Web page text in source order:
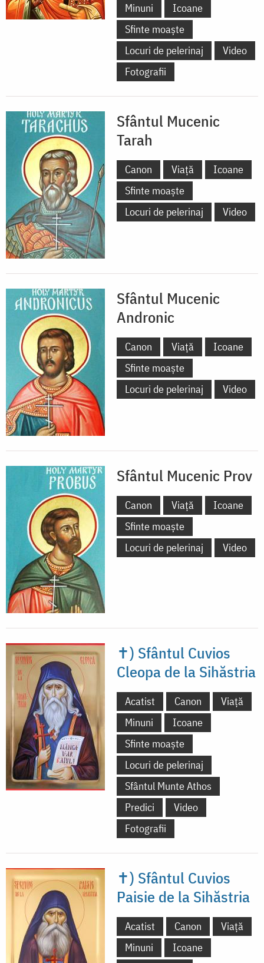
Minuni
Icoane
Sfinte moaște
Locuri de pelerinaj
Video
Fotografii
Sfântul Mucenic
Tarah
Canon Viață
Icoane
Sfinte moaște
Locuri de pelerinaj
Video
Sfântul Mucenic
Andronic
Canon Viață
Icoane
Sfinte moaște
Locuri de pelerinaj
Video
Sfântul Mucenic Prov
Canon Viață
Icoane
Sfinte moaște
Locuri de pelerinaj
Video
✝) Sfântul Cuvios
Cleopa de la Sihăstria
Acatist Canon
Viață
Minuni
Icoane
Sfinte moaște
Locuri de pelerinaj
Sfântul Munte Athos
Predici
Video
Fotografii
✝) Sfântul Cuvios
Paisie de la Sihăstria
Acatist Canon
Viață
Minuni
Icoane